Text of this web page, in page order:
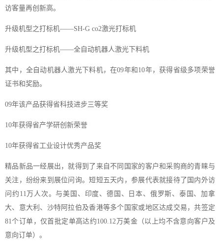
访客量再创新高。
升级机型之打标机——SH-G co2激光打标机
升级机型之打标机——全自动机器人激光下料机
其中，全自动机器人激光下料机，在09年和10年，获得省级多项荣誉
证书和奖励。
09年该产品获得省科技进步三等奖
10年获得省产学研创新荣誉
10年获得省工业设计优秀产品奖
精品新品一经展出，就得到了来自不同国家的客户和采购商的青睐与
关注，纷纷来到展位问询。短短五天内，参展代表就接待了国内外访
问约11万人次。与美国、印度、德国、日本、俄罗斯、泰国、加拿
大、意大利、沙特阿拉伯及香港等多个国家或地区达成交易，共签定
81个订单，仅首批定单高达约100.12万美金（以上均不含意向客户及
意向订单）。